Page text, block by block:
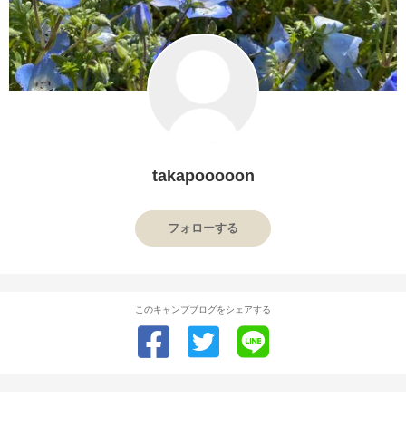
takapooooon
フォローする
このキャンプブログをシェアする